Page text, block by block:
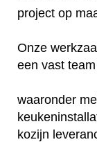
project op
Onze
een vast
waaronder
kozijn